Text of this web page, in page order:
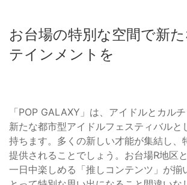
お台場の特別な空間で新
テインメントを
「POP GALAXY」は、アイドルとカル
新たな都市型アイドルフェスティバルと
持ちます。多くの新しい才能が集結し、
提供されることでしょう。お台場R地区
一日中楽しめる「推しコンテンツ」が揃